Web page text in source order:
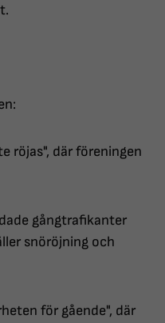
röjas", där föreningen
gångtrafikanter
snöröjning och
för gående", där